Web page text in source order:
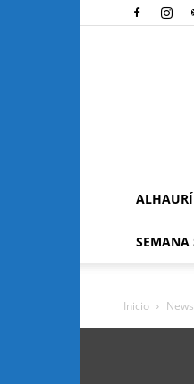
SEMANA
Inicio News